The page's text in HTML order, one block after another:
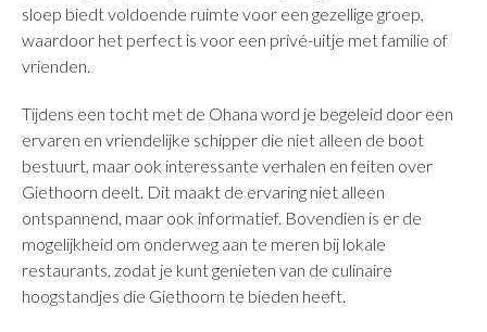
sloep biedt voldoende ruimte voor een gezellige groep,
waardoor het perfect is voor een privé-uitje met familie of
vrienden.
Tijdens een tocht met de Ohana word je begeleid door een
ervaren en vriendelijke schipper die niet alleen de boot
bestuurt, maar ook interessante verhalen en feiten over
Giethoorn deelt. Dit maakt de ervaring niet alleen
ontspannend, maar ook informatief. Bovendien is er de
mogelijkheid om onderweg aan te meren bij lokale
restaurants, zodat je kunt genieten van de culinaire
hoogstandjes die Giethoorn te bieden heeft.